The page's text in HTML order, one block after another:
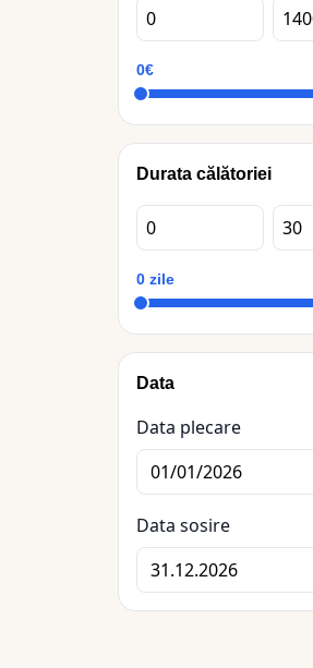
0€
Durata călătoriei
0 zile
Data
Data plecare
Data sosire